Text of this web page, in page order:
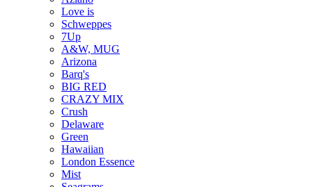
Love is
Schweppes
7Up
A&W, MUG
Arizona
Barq's
BIG RED
CRAZY MIX
Crush
Delaware
Green
Hawaiian
London Essence
Mist